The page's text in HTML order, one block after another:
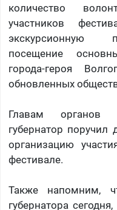
количество
участников
экскурсионную
посещение
города-героя
обновленных
Главам органов
губернатор
организацию
фестивале.
Также напомним,
губернатора